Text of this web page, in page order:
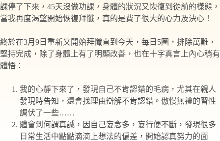
課停了下來，45天沒做功課，身體的狀況又恢復到從前的樣態，
當我再度渴望開始恢復拜懺，真的是費了很大的心力及決心！
終於在3月9日重新又開始拜懺直到今天，每日5圈，排除萬難，
堅持完成，除了身體上有了明顯改善，也在十字真言上內心稍有
體悟：
我的心靜下來了，發現自己不肯認錯的毛病，尤其在親人
發現時告知，還會找理由辯解不肯認錯。傲慢無禮的習性
調伏了一些……
體會到何謂真誠，因自己妄念多，妄行便不斷，發現很多
日常生活中點點滴滴上想法的偏差，開始認真努力的面